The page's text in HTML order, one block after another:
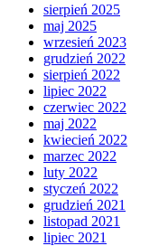
sierpień 2025
maj 2025
wrzesień 2023
grudzień 2022
sierpień 2022
lipiec 2022
czerwiec 2022
maj 2022
kwiecień 2022
marzec 2022
luty 2022
styczeń 2022
grudzień 2021
listopad 2021
lipiec 2021